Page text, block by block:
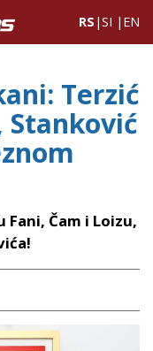
RS |SI | EN
Terzić
Stanković
Fani, Čam i Loizu,